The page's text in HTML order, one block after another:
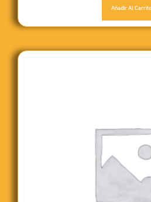
Añadir Al Carrito